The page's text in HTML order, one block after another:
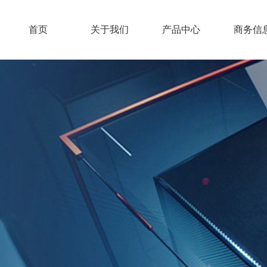
首页 关于我们 产品中心 商务信